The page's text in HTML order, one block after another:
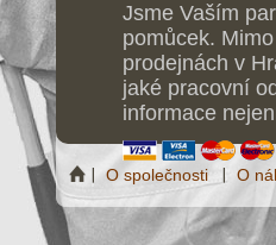
Jsme Vaším
pomůcek.
prodejnách v
jaké pracovní
informace
O společnosti O